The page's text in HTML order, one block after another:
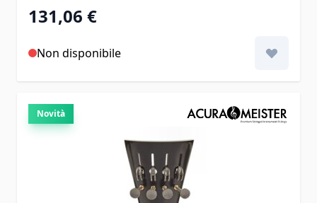
131,06 €
Non disponibile
Novità